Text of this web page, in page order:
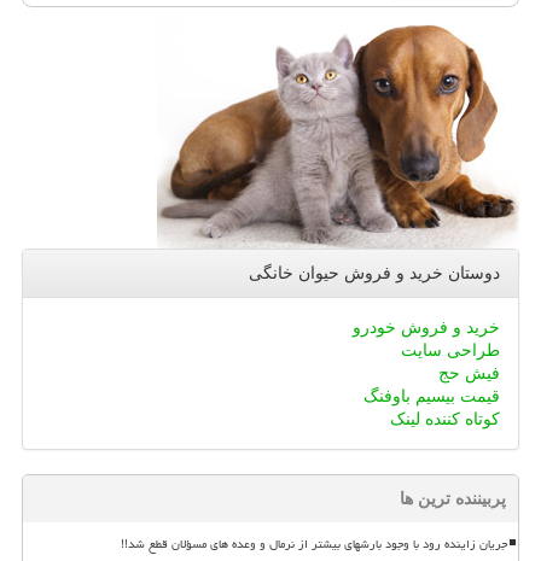
دوستان خرید و فروش حیوان خانگی
خرید و فروش خودرو
طراحی سایت
فیش حج
قیمت بیسیم باوفنگ
کوتاه کننده لینک
پربیننده ترین ها
جریان زاینده رود با وجود بارشهای بیشتر از نرمال و وعده های مسؤلان قطع شد!!